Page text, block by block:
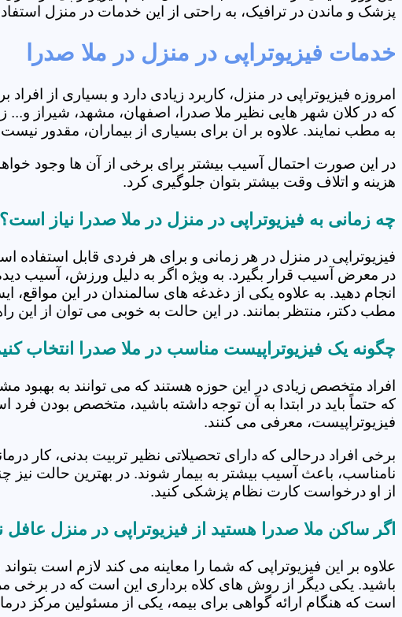
پزشک و ماندن در ترافیک، به راحتی از این خدمات در منزل
خدمات فیزیوتراپی در منزل در ملا صدرا
امروزه فیزیوتراپی در منزل، کاربرد زیادی دارد و بسیاری از
که در کلان شهر هایی نظیر ملا صدرا، اصفهان، مشهد، شیراز
به مطب نمایند. علاوه بر ان برای بسیاری از بیماران، مقدور
در این صورت احتمال آسیب بیشتر برای برخی از آن ها وجود
هزینه و اتلاف وقت بیشتر بتوان جلوگیری کرد.
چه زمانی به فیزیوتراپی در منزل در ملا صدرا نیاز است؟
فیزیوتراپی در منزل در هر زمانی و برای هر فردی قابل استفاده
در معرض آسیب قرار بگیرد. به ویژه اگر به دلیل ورزش، آسیب
انجام دهید. به علاوه یکی از دغدغه های سالمندان در این
مطب دکتر، منتظر بمانند. در این حالت به خوبی می توان از این
چگونه یک فیزیوتراپیست مناسب در ملا صدرا انتخاب
افراد متخصص زیادی در این حوزه هستند که می توانند به
که حتماً باید در ابتدا به آن توجه داشته باشید، متخصص بودن
فیزیوتراپیست، معرفی می کنند.
برخی افراد درحالی که دارای تحصیلاتی نظیر تربیت بدنی، کار
نامناسب، باعث آسیب بیشتر به بیمار شوند. در بهترین حالت نیز
از او درخواست کارت نظام پزشکی کنید.
اگر ساکن ملا صدرا هستید از فیزیوتراپی در منزل عافل
علاوه بر این فیزیوتراپی که شما را معاینه می کند لازم است
باشید. یکی دیگر از روش های کلاه برداری این است که در برخی
است که هنگام ارائه گواهی برای بیمه، یکی از مسئولین مرکز